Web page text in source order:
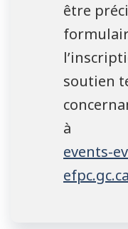
être
soutien
à
events-
efpc.gc.ca